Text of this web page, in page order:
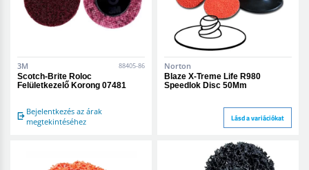
3M 88405-86
Scotch-Brite Roloc
Felületkezelő Korong 07481
Bejelentkezés az árak
megtekintéséhez
Norton
Blaze X-Treme Life R980
Speedlok Disc 50Mm
Lásd a variációkat